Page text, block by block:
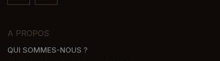
A PROPOS
QUI SOMMES-NOUS ?